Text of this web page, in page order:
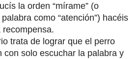
la orden “mírame” (o
como “atención”) hacéis
trata de lograr que el perro
con solo escuchar la palabra y